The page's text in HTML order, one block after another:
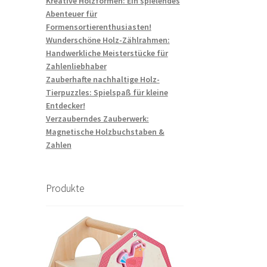
Abenteuer für
Formensortierenthusiasten!
Wunderschöne Holz-Zählrahmen:
Handwerkliche Meisterstücke für
Zahlenliebhaber
Zauberhafte nachhaltige Holz-
Tierpuzzles: Spielspaß für kleine
Entdecker!
Verzauberndes Zauberwerk:
Magnetische Holzbuchstaben &
Zahlen
Produkte